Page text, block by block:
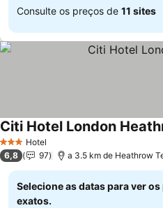
Consulte os preços de 11 sites
3 EstrelasHotel
Citi Hotel London
6,8 97 a 3.5 km de Heathrow
Selecione as datas para ver
exatos.